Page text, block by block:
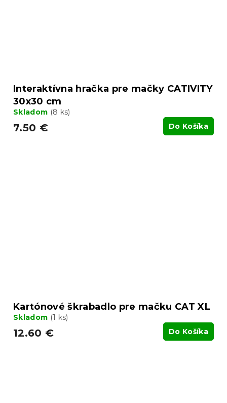
Interaktívna hračka pre mačky CATIVITY
30x30 cm
Skladom (8 ks)
7.50 € Do Košíka
Kartónové škrabadlo pre mačku CAT XL
Skladom (1 ks)
12.60 € Do Košíka